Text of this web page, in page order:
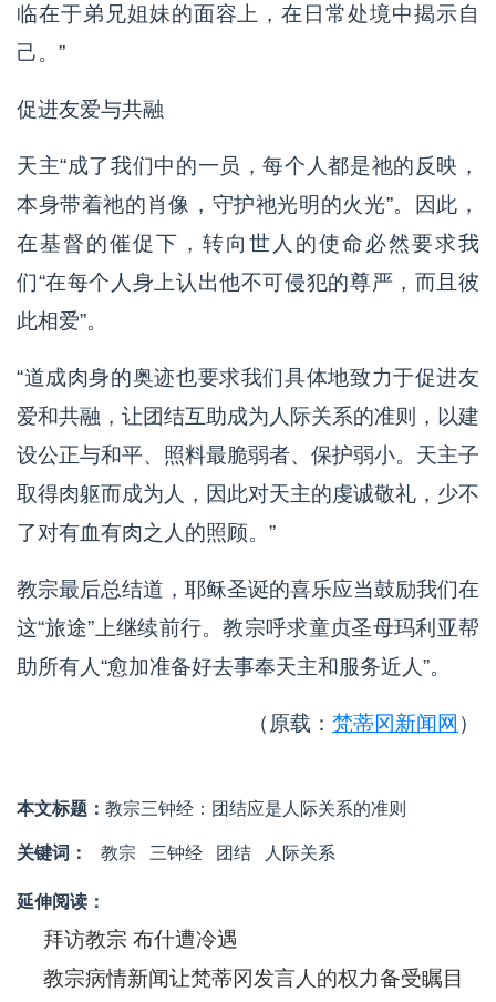
临在于弟兄姐妹的面容上，在日常处境中揭示自
己。”
促进友爱与共融
天主“成了我们中的一员，每个人都是祂的反映，
本身带着祂的肖像，守护祂光明的火光”。因此，
在基督的催促下，转向世人的使命必然要求我
们“在每个人身上认出他不可侵犯的尊严，而且彼
此相爱”。
“道成肉身的奥迹也要求我们具体地致力于促进友
爱和共融，让团结互助成为人际关系的准则，以建
设公正与和平、照料最脆弱者、保护弱小。天主子
取得肉躯而成为人，因此对天主的虔诚敬礼，少不
了对有血有肉之人的照顾。”
教宗最后总结道，耶稣圣诞的喜乐应当鼓励我们在
这“旅途”上继续前行。教宗呼求童贞圣母玛利亚帮
助所有人“愈加准备好去事奉天主和服务近人”。
（原载： 梵蒂冈新闻网 ）
本文标题： 教宗三钟经：团结应是人际关系的准则
关键词： 教宗 三钟经 团结 人际关系
延伸阅读：
拜访教宗 布什遭冷遇
教宗病情新闻让梵蒂冈发言人的权力备受瞩目